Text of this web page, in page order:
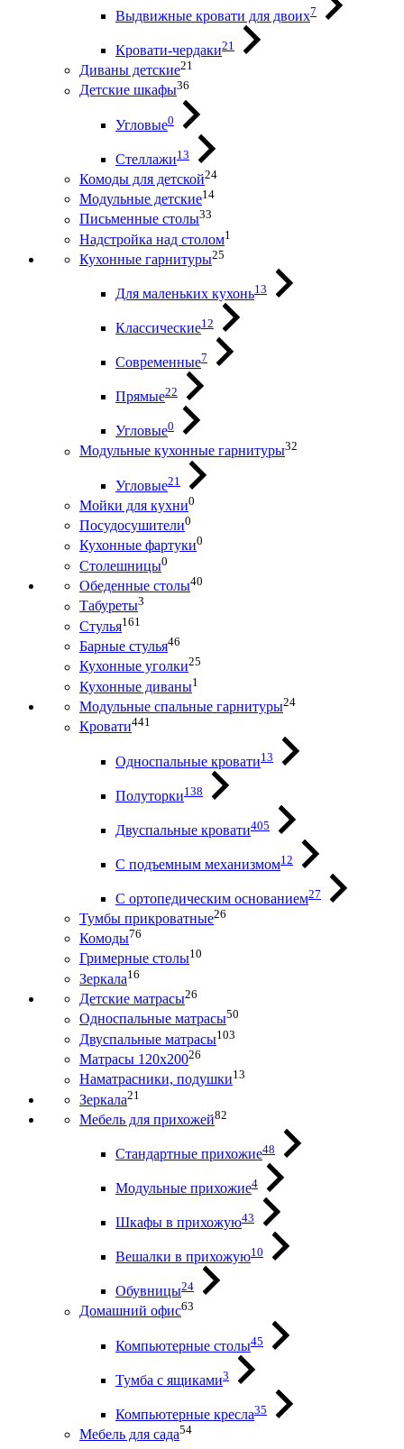
Выдвижные кровати для двоих7
Кровати-чердаки21
Диваны детские21
Детские шкафы36
Угловые0
Стеллажи13
Комоды для детской24
Модульные детские14
Письменные столы33
Надстройка над столом1
Кухонные гарнитуры25
Для маленьких кухонь13
Классические12
Современные7
Прямые22
Угловые0
Модульные кухонные гарнитуры32
Угловые21
Мойки для кухни0
Посудосушители0
Кухонные фартуки0
Столешницы0
Обеденные столы40
Табуреты3
Стулья161
Барные стулья46
Кухонные уголки25
Кухонные диваны1
Модульные спальные гарнитуры24
Кровати441
Односпальные кровати13
Полуторки138
Двуспальные кровати405
С подъемным механизмом12
С ортопедическим основанием27
Тумбы прикроватные26
Комоды76
Гримерные столы10
Зеркала16
Детские матрасы26
Односпальные матрасы50
Двуспальные матрасы103
Матрасы 120х20026
Наматрасники, подушки13
Зеркала21
Мебель для прихожей82
Стандартные прихожие48
Модульные прихожие4
Шкафы в прихожую43
Вешалки в прихожую10
Обувницы24
Домашний офис63
Компьютерные столы45
Тумба с ящиками3
Компьютерные кресла35
Мебель для сада54